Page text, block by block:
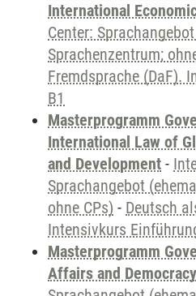
International
Center:
Sprachenzentrum;
Fremdsprache (DaF).
B1
Masterprogramm
International Law of
and Development -
Sprachangebot
ohne CPs) - Deutsch
Intensivkurs
Masterprogramm
Affairs and Democracy